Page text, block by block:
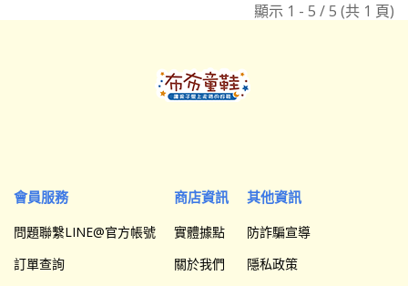
顯示 1 - 5 / 5 (共 1 頁)
會員服務
問題聯繫LINE@官方帳號
訂單查詢
商店資訊
實體據點
關於我們
其他資訊
防詐騙宣導
隱私政策